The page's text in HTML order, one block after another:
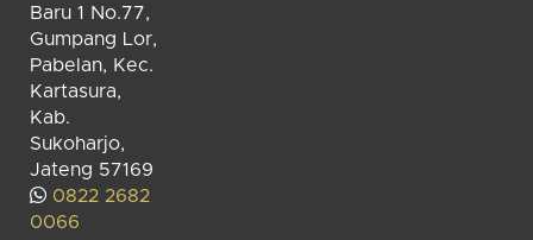
Baru 1 No.77,
Gumpang Lor,
Pabelan, Kec.
Kartasura,
Kab.
Sukoharjo,
Jateng 57169
0822 2682
0066